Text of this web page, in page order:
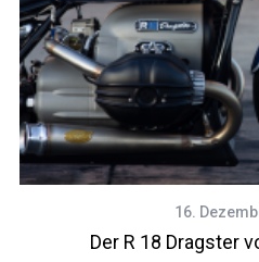
16.
Der R 18 Dragster